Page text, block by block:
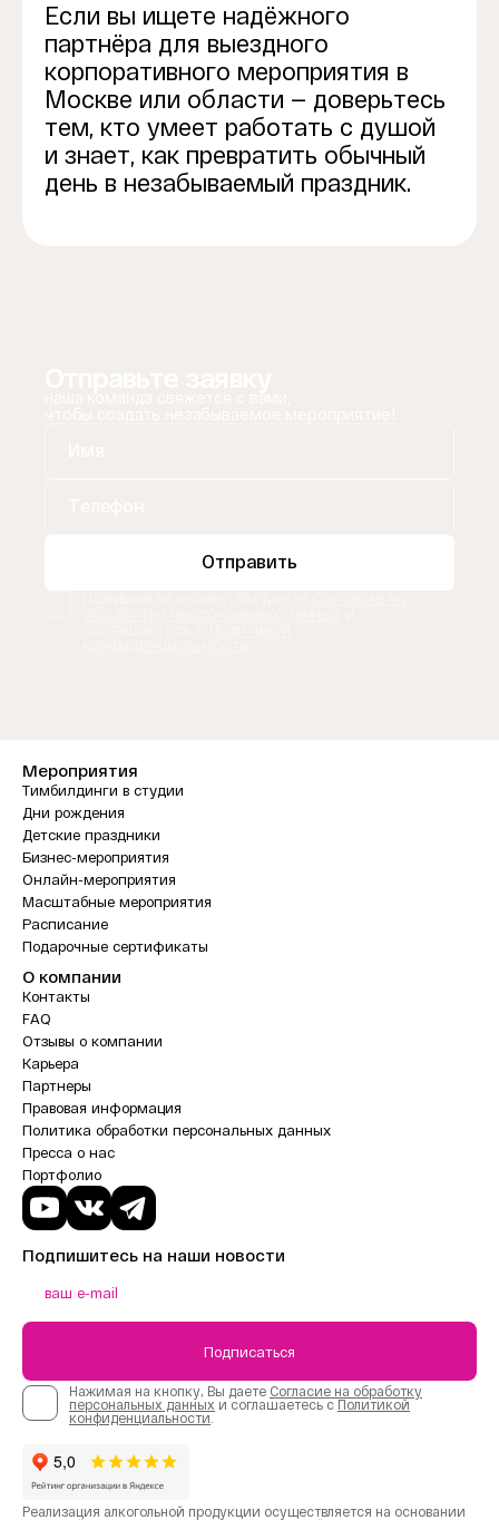
Если вы ищете надёжного
партнёра для выездного
корпоративного мероприятия в
Москве или области — доверьтесь
тем, кто умеет работать с душой
и знает, как превратить обычный
день в незабываемый праздник.
Отправить
Мероприятия
Тимбилдинги в студии
Дни рождения
Детские праздники
Бизнес-мероприятия
Онлайн-мероприятия
Масштабные мероприятия
Расписание
Подарочные сертификаты
О компании
Контакты
FAQ
Отзывы о компании
Карьера
Партнеры
Правовая информация
Политика обработки персональных данных
Пресса о нас
Портфолио
Подпишитесь на наши новости
Подписаться
Нажимая на кнопку, Вы даете Согласие на обработку
персональных данных и соглашаетесь с Политикой
конфиденциальности.
Реализация алкогольной продукции осуществляется на основании